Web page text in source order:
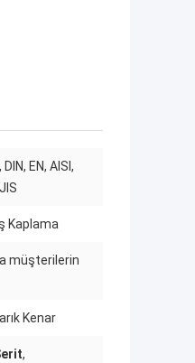
EN, AISI,
Kaplama
müşterilerin
Kenar
,